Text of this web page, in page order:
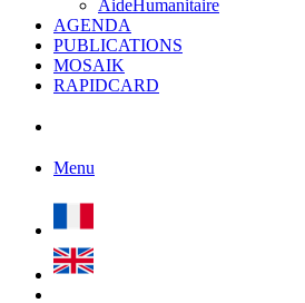
AideHumanitaire
AGENDA
PUBLICATIONS
MOSAIK
RAPIDCARD
Menu